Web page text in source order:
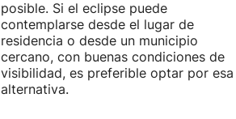
posible. Si el eclipse puede
contemplarse desde el lugar de
residencia o desde un municipio
cercano, con buenas condiciones de
visibilidad, es preferible optar por esa
alternativa.